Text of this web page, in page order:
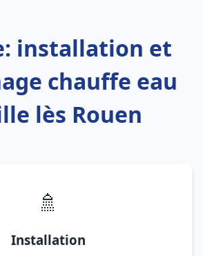
installation et
chauffe eau
lès Rouen
🚿
Installation